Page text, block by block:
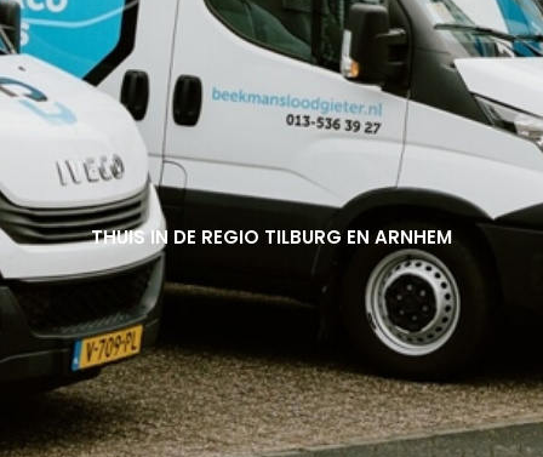
THUIS IN DE REGIO TILBURG EN ARNHEM
THUIS IN DE REGIO TILBURG EN ARNHEM
THUIS IN DE REGIO TILBURG EN ARNHEM